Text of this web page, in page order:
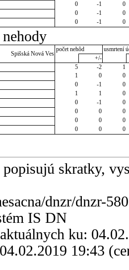
0 -1
0
0 -1
0
0 -1 0
nehody
Spišská Nová Ves
počet nehôd
usmrtení
+/-
5 -2
1
1 0
0
0 -1
0
1 1
0
0 -1
0
0 0
0
0 0
0
0 0 0
popisujú skratky,
dnzr/dnzr-
IS DN
ku:
19:43